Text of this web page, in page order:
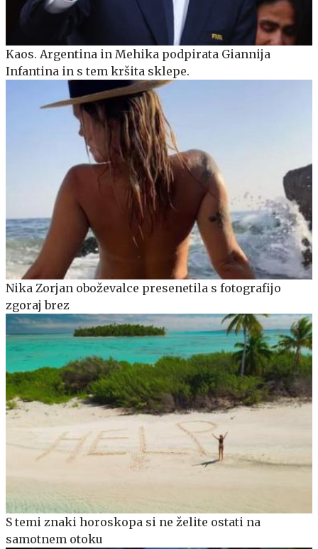
Kaos. Argentina in Mehika podpirata Giannija
Infantina in s tem kršita sklepe.
Nika Zorjan oboževalce presenetila s fotografijo
zgoraj brez
S temi znaki horoskopa si ne želite ostati na
samotnem otoku